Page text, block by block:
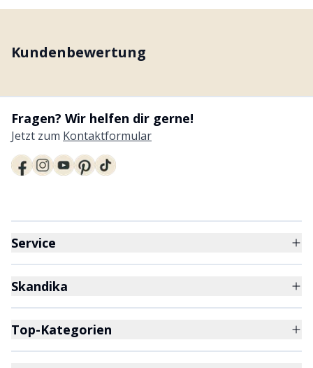
Kundenbewertung
Fragen? Wir helfen dir gerne!
Jetzt zum Kontaktformular
Service
Skandika
Top-Kategorien